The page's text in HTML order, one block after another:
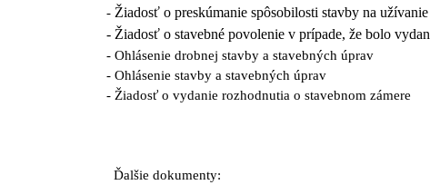
- Žiadosť o preskúmanie spôsobilosti stavby na užívanie
- Žiadosť o stavebné povolenie v prípade, že bolo
-Ohlásenie drobnej stavby a stavebných úprav
-Ohlásenie stavby a stavebných úprav
- Žiadosť o vydanie rozhodnutia o stavebnom zámere
Ďalšie dokumenty: